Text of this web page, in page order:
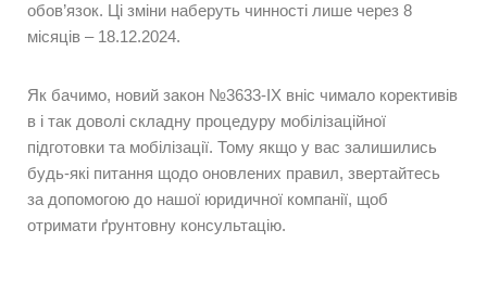
обов’язок. Ці зміни наберуть чинності лише через 8
місяців – 18.12.2024.
Як бачимо, новий закон №3633-IX вніс чимало корективів
в і так доволі складну процедуру мобілізаційної
підготовки та мобілізації. Тому якщо у вас залишились
будь-які питання щодо оновлених правил, звертайтесь
за допомогою до нашої юридичної компанії, щоб
отримати ґрунтовну консультацію.